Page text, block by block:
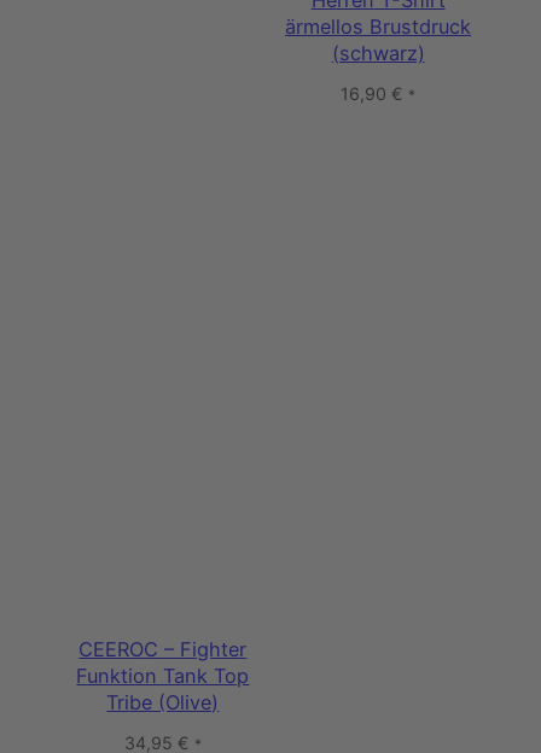
CEEROC – Fighter
Funktion Tank Top
Tribe (Olive)
34,95 € *
ärmellos Brustdruck
(schwarz)
16,90 € *